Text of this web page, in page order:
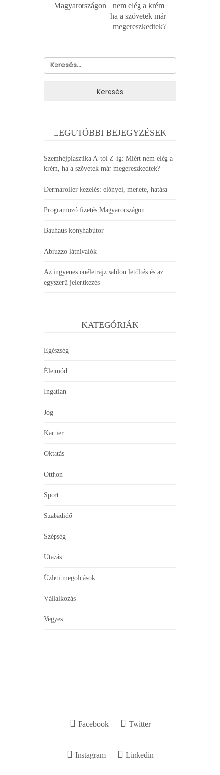
Magyarországon
nem elég a krém,
ha a szövetek már
megereszkedtek?
Keresés:
LEGUTÓBBI BEJEGYZÉSEK
Szemhéjplasztika A-tól Z-ig: Miért nem elég a
krém, ha a szövetek már megereszkedtek?
Dermaroller kezelés: előnyei, menete, hatása
Programozó fizetés Magyarországon
Bauhaus konyhabútor
Abruzzo látnivalók
Az ingyenes önéletrajz sablon letöltés és az
egyszerű jelentkezés
KATEGÓRIÁK
Egészség
Életmód
Ingatlan
Jog
Karrier
Oktatás
Otthon
Sport
Szabadidő
Szépség
Utazás
Üzleti megoldások
Vállalkozás
Vegyes
Facebook Twitter
Instagram Linkedin